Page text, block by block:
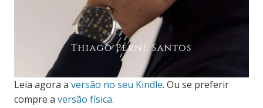
Leia agora a versão no seu Kindle. Ou se preferir
compre a versão física.